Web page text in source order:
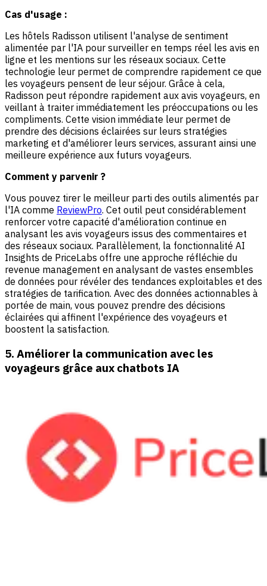
Cas d'usage :
Les hôtels Radisson utilisent l'analyse de sentiment
alimentée par l'IA pour surveiller en temps réel les avis en
ligne et les mentions sur les réseaux sociaux. Cette
technologie leur permet de comprendre rapidement ce que
les voyageurs pensent de leur séjour. Grâce à cela,
Radisson peut répondre rapidement aux avis voyageurs, en
veillant à traiter immédiatement les préoccupations ou les
compliments. Cette vision immédiate leur permet de
prendre des décisions éclairées sur leurs stratégies
marketing et d'améliorer leurs services, assurant ainsi une
meilleure expérience aux futurs voyageurs.
Comment y parvenir ?
Vous pouvez tirer le meilleur parti des outils alimentés par
l'IA comme ReviewPro. Cet outil peut considérablement
renforcer votre capacité d'amélioration continue en
analysant les avis voyageurs issus des commentaires et
des réseaux sociaux. Parallèlement, la fonctionnalité AI
Insights de PriceLabs offre une approche réfléchie du
revenue management en analysant de vastes ensembles
de données pour révéler des tendances exploitables et des
stratégies de tarification. Avec des données actionnables à
portée de main, vous pouvez prendre des décisions
éclairées qui affinent l'expérience des voyageurs et
boostent la satisfaction.
5. Améliorer la communication avec les
voyageurs grâce aux chatbots IA